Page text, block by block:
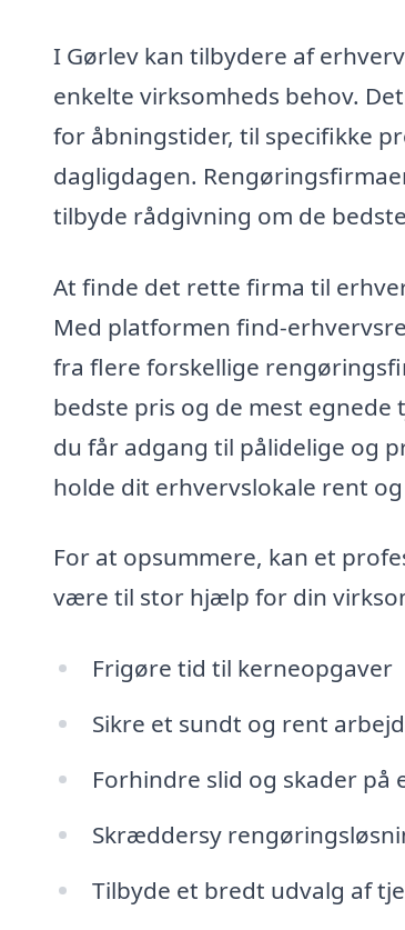
I Gørlev kan tilbydere af
enkelte virksomheds behov.
for åbningstider, til specifikke
dagligdagen.
tilbyde rådgivning om de
At finde det rette firma til
Med platformen find-
fra flere forskellige
bedste pris og de mest
du får adgang til pålidelige og
holde dit erhvervslokale rent
For at opsummere, kan et
være til stor hjælp for din
Frigøre tid til kerneopgaver
Sikre et sundt og rent
Forhindre slid og skader på
Skræddersy
Tilbyde et bredt udvalg af